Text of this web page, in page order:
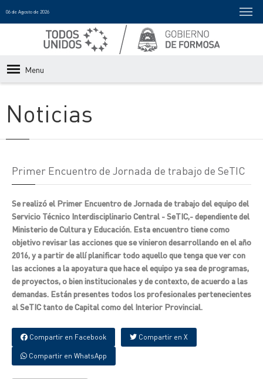
06 de Agosto de 2026
Menu
Noticias
Primer Encuentro de Jornada de trabajo de SeTIC
Se realizó el Primer Encuentro de Jornada de trabajo del equipo del
Servicio Técnico Interdisciplinario Central - SeTIC,- dependiente del
Ministerio de Cultura y Educación. Esta encuentro tiene como
objetivo revisar las acciones que se vinieron desarrollando en el año
2016, y a partir de allí planificar todo aquello que tenga que ver con
las acciones a la apoyatura que hace el equipo ya sea de programas,
de proyectos, o bien institucionales y de contexto, de acuerdo a las
demandas. Están presentes todos los profesionales pertenecientes
al SeTIC tanto de Capital como del Interior Provincial.
Compartir en Facebook Compartir en X
Compartir en WhatsApp